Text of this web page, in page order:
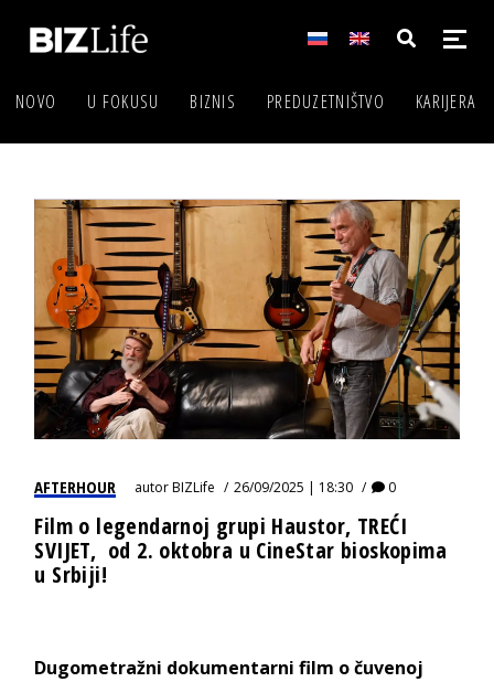
NOVO U FOKUSU BIZNIS PREDUZETNIŠTVO KARIJERA
AFTERHOUR autorBIZLife 26/09/2025 | 18:30 0
Film o legendarnoj grupi Haustor, TREĆI
SVIJET, od 2. oktobra u CineStar bioskopima
u Srbiji!
Dugometražni dokumentarni film o čuvenoj